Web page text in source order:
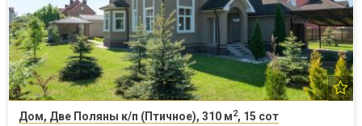
Дом, Две Поляны к/п (Птичное), 310 м2, 15 сот